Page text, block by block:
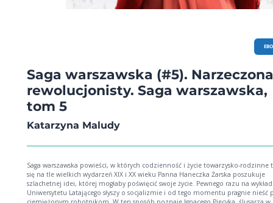
Saga warszawska (#5). Narzeczona
rewolucjonisty. Saga warszawska,
tom 5
Katarzyna Maludy
Saga warszawska powieści, w których codzienność i życie towarzysko-rodzinne toczą
się na tle wielkich wydarzeń XIX i XX wieku Panna Haneczka Żarska poszukuje
szlachetnej idei, której mogłaby poświęcić swoje życie. Pewnego razu na
Uniwersytetu Latającego słyszy o socjalizmie i od tego momentu pragnie nieść